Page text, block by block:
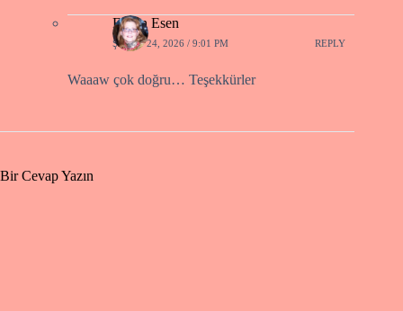
Füsun Esen
ŞUBAT 24, 2026 / 9:01 PM REPLY
Waaaw çok doğru… Teşekkürler
Bir Cevap Yazın